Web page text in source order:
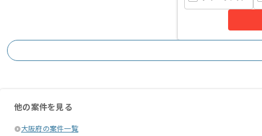
他の案件を見る
大阪府の案件一覧